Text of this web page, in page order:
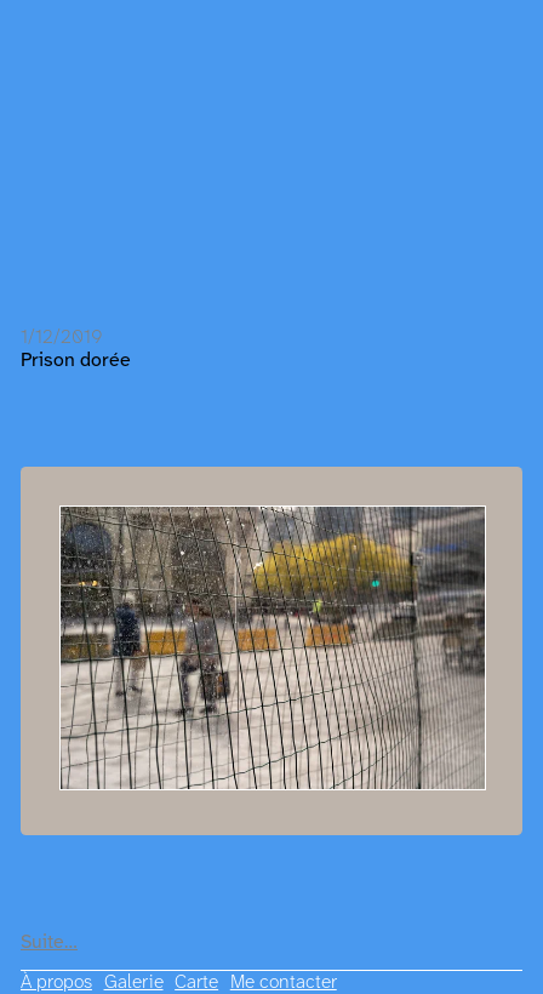
1/12/2019
Prison dorée
Suite…
À propos Galerie Carte Me contacter